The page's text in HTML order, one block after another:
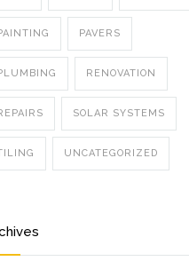
PAVERS
RENOVATION
SOLAR SYSTEMS
UNCATEGORIZED